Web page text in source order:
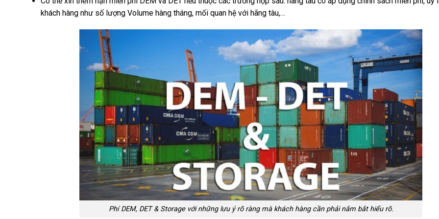
khách hàng như số lượng Volume hàng tháng, mối quan hệ với hãng tàu,…
Phí DEM, DET & Storage với những lưu ý rõ ràng mà khách hàng cần phải nắm bắt hiểu rõ.